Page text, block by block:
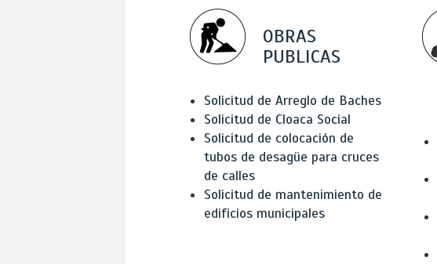
OBRAS
PUBLICAS
Solicitud de Arreglo de Baches
Solicitud de Cloaca Social
Solicitud de colocación de
tubos de desagüe para cruces
de calles
Solicitud de mantenimiento de
edificios municipales